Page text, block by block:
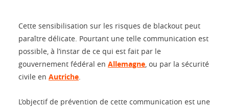
Cette sensibilisation sur les risques de blackout peut
paraître délicate. Pourtant une telle communication est
possible, à l’instar de ce qui est fait par le
gouvernement fédéral en Allemagne, ou par la sécurité
civile en Autriche.
L’objectif de prévention de cette communication est une